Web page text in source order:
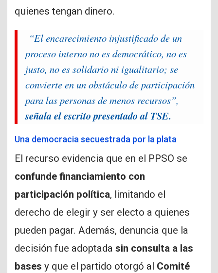
quienes tengan dinero.
“El encarecimiento injustificado de un
proceso interno no es democrático, no es
justo, no es solidario ni igualitario; se
convierte en un obstáculo de participación
para las personas de menos recursos”,
señala el escrito presentado al TSE.
Una democracia secuestrada por la plata
El recurso evidencia que en el PPSO se
confunde financiamiento con
participación política, limitando el
derecho de elegir y ser electo a quienes
pueden pagar. Además, denuncia que la
decisión fue adoptada sin consulta a las
bases y que el partido otorgó al Comité